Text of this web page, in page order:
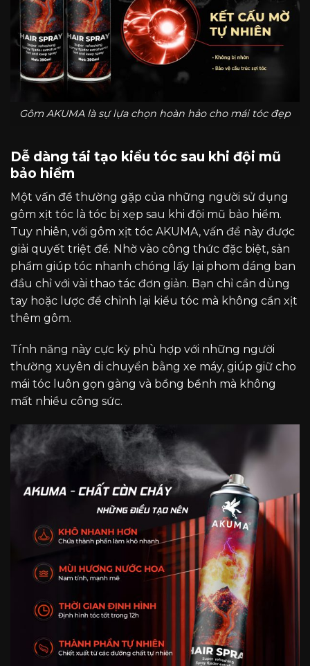
Gôm AKUMA là sự lựa chọn hoàn hảo cho mái tóc đẹp
Dễ dàng tái tạo kiểu tóc sau khi đội mũ
bảo hiểm
Một vấn đề thường gặp của những người sử dụng
gôm xịt tóc là tóc bị xẹp sau khi đội mũ bảo hiểm.
Tuy nhiên, với gôm xịt tóc AKUMA, vấn đề này được
giải quyết triệt để. Nhờ vào công thức đặc biệt, sản
phẩm giúp tóc nhanh chóng lấy lại phom dáng ban
đầu chỉ với vài thao tác đơn giản. Bạn chỉ cần dùng
tay hoặc lược để chỉnh lại kiểu tóc mà không cần xịt
thêm gôm.
Tính năng này cực kỳ phù hợp với những người
thường xuyên di chuyển bằng xe máy, giúp giữ cho
mái tóc luôn gọn gàng và bồng bềnh mà không
mất nhiều công sức.